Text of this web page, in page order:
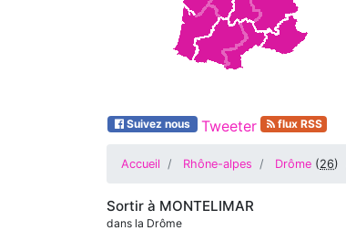
Suivez nous Tweeter flux RSS
Accueil Rhône-alpes Drôme (26)
Sortir à MONTELIMAR
dans la Drôme